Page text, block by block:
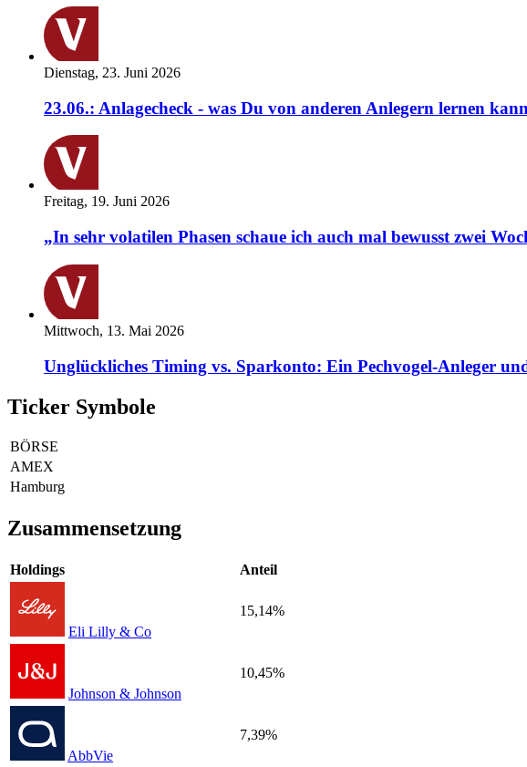
Dienstag, 23. Juni 2026
23.06.: Anlagecheck - was Du von anderen Anlegern lernen
Freitag, 19. Juni 2026
„In sehr volatilen Phasen schaue ich auch mal bewusst zwei
Mittwoch, 13. Mai 2026
Unglückliches Timing vs. Sparkonto: Ein Pechvogel-Anleger
Ticker Symbole
BÖRSE
AMEX
Hamburg
Zusammensetzung
Holdings Anteil
Eli Lilly & Co
15,14%
Johnson & Johnson
10,45%
AbbVie
7,39%